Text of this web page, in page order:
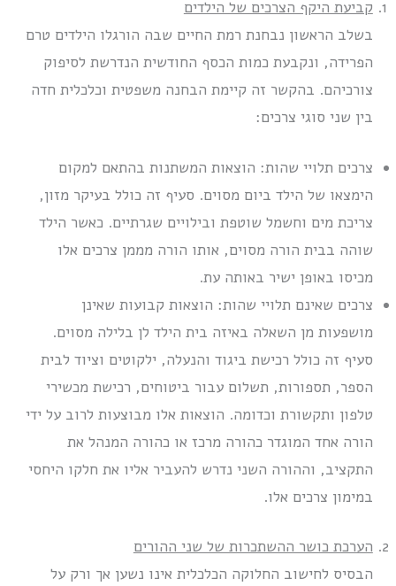
קביעת היקף הצרכים של הילדים
בשלב הראשון נבחנת רמת החיים שבה הורגלו הילדים טרם
הפרידה, ונקבעת כמות הכסף החודשית הנדרשת לסיפוק
צורכיהם. בהקשר זה קיימת הבחנה משפטית וכלכלית חדה
בין שני סוגי צרכים:
צרכים תלויי שהות: הוצאות המשתנות בהתאם למקום
הימצאו של הילד ביום מסוים. סעיף זה כולל בעיקר מזון,
צריכת מים וחשמל שוטפת ובילויים שגרתיים. כאשר הילד
שוהה בבית הורה מסוים, אותו הורה מממן צרכים אלו
מכיסו באופן ישיר באותה עת.
צרכים שאינם תלויי שהות: הוצאות קבועות שאינן
מושפעות מן השאלה באיזה בית הילד לן בלילה מסוים.
סעיף זה כולל רכישת ביגוד והנעלה, ילקוטים וציוד לבית
הספר, תספורות, תשלום עבור ביטוחים, רכישת מכשירי
טלפון ותקשורת וכדומה. הוצאות אלו מבוצעות לרוב על ידי
הורה אחד המוגדר כהורה מרכז או כהורה המנהל את
התקציב, וההורה השני נדרש להעביר אליו את חלקו היחסי
במימון צרכים אלו.
הערכת כושר ההשתכרות של שני ההורים
הבסיס לחישוב החלוקה הכלכלית אינו נשען אך ורק על